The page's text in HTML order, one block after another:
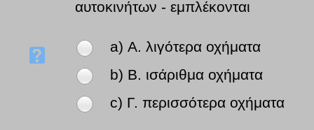
αυτοκινήτων - εμπλέκονται
a) Α. λιγότερα οχήματα
b) Β. ισάριθμα οχήματα
c) Γ. περισσότερα οχήματα